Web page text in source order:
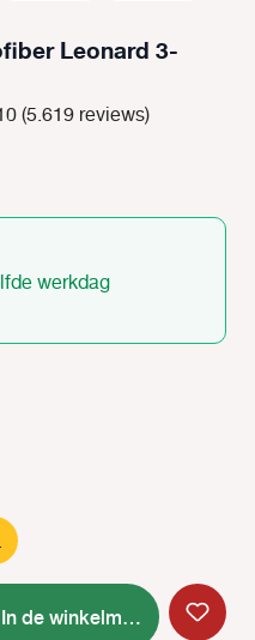
Leonard 3-
(5.619 reviews)
werkdag
Voer
In de winkelmand